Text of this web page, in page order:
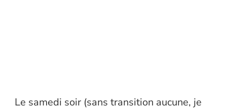
Le samedi soir (sans transition aucune, je